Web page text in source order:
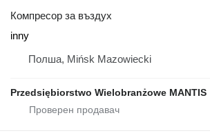
Компресор за въздух
inny
Полша, Mińsk Mazowiecki
Przedsiębiorstwo Wielobranżowe MANTIS